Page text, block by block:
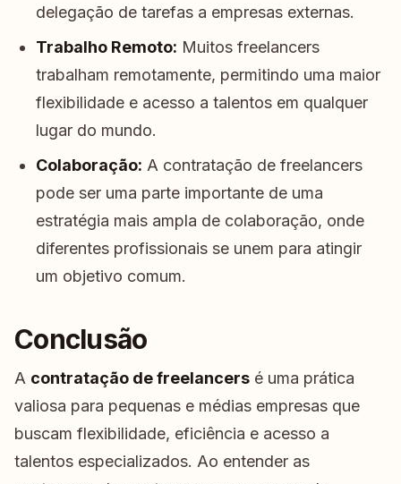
delegação de tarefas a empresas externas.
Trabalho Remoto: Muitos freelancers
trabalham remotamente, permitindo uma maior
flexibilidade e acesso a talentos em qualquer
lugar do mundo.
Colaboração: A contratação de freelancers
pode ser uma parte importante de uma
estratégia mais ampla de colaboração, onde
diferentes profissionais se unem para atingir
um objetivo comum.
Conclusão
A contratação de freelancers é uma prática
valiosa para pequenas e médias empresas que
buscam flexibilidade, eficiência e acesso a
talentos especializados. Ao entender as